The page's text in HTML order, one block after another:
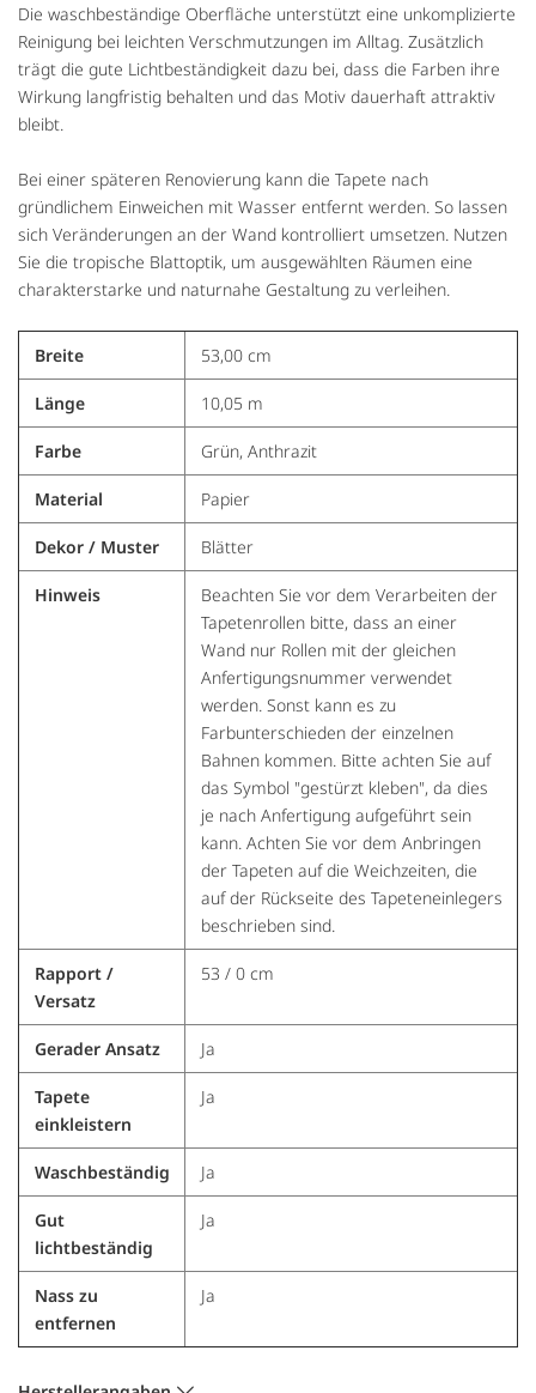
Die waschbeständige Oberfläche unterstützt eine unkomplizierte
Reinigung bei leichten Verschmutzungen im Alltag. Zusätzlich
trägt die gute Lichtbeständigkeit dazu bei, dass die Farben ihre
Wirkung langfristig behalten und das Motiv dauerhaft attraktiv
bleibt.
Bei einer späteren Renovierung kann die Tapete nach
gründlichem Einweichen mit Wasser entfernt werden. So lassen
sich Veränderungen an der Wand kontrolliert umsetzen. Nutzen
Sie die tropische Blattoptik, um ausgewählten Räumen eine
charakterstarke und naturnahe Gestaltung zu verleihen.
Breite 53,00 cm
Länge 10,05 m
Farbe Grün, Anthrazit
Material Papier
Dekor / Muster Blätter
Hinweis
Beachten Sie vor dem Verarbeiten der
Tapetenrollen bitte, dass an einer
Wand nur Rollen mit der gleichen
Anfertigungsnummer verwendet
werden. Sonst kann es zu
Farbunterschieden der einzelnen
Bahnen kommen. Bitte achten Sie auf
das Symbol "gestürzt kleben", da dies
je nach Anfertigung aufgeführt sein
kann. Achten Sie vor dem Anbringen
der Tapeten auf die Weichzeiten, die
auf der Rückseite des Tapeteneinlegers
beschrieben sind.
Rapport /
Versatz
53 / 0 cm
Gerader Ansatz Ja
Tapete
einkleistern
Ja
Waschbeständig Ja
Gut
lichtbeständig
Ja
Nass zu
entfernen
Ja